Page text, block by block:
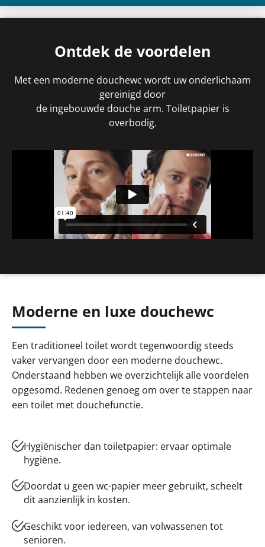
Ontdek de voordelen
Met een moderne douchewc wordt uw onderlichaam
gereinigd door
de ingebouwde douche arm. Toiletpapier is
overbodig.
Moderne en luxe douchewc
Een traditioneel toilet wordt tegenwoordig steeds
vaker vervangen door een moderne douchewc.
Onderstaand hebben we overzichtelijk alle voordelen
opgesomd. Redenen genoeg om over te stappen naar
een toilet met douchefunctie.
Hygiënischer dan toiletpapier: ervaar optimale
hygiëne.
Doordat u geen wc-papier meer gebruikt, scheelt
dit aanzienlijk in kosten.
Geschikt voor iedereen, van volwassenen tot
senioren.